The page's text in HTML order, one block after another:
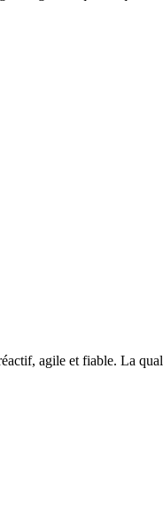
agile et fiable. La